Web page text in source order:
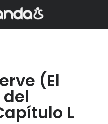
(El
L